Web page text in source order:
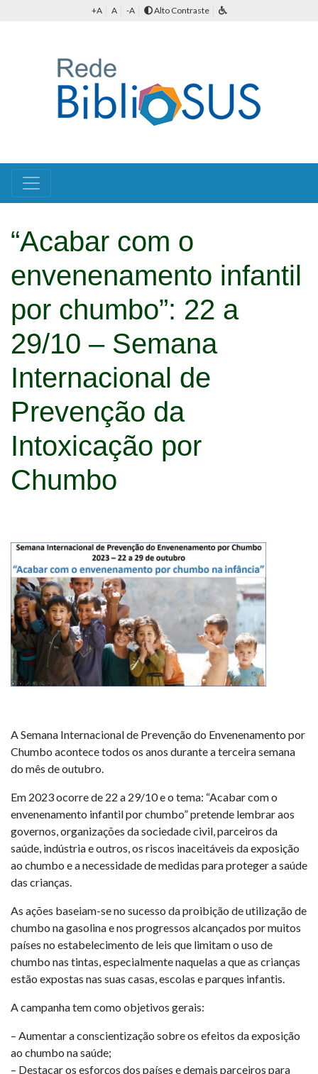
+A A -A Alto Contraste
“Acabar com o
envenenamento infantil
por chumbo”: 22 a
29/10 – Semana
Internacional de
Prevenção da
Intoxicação por
Chumbo
A Semana Internacional de Prevenção do Envenenamento por
Chumbo acontece todos os anos durante a terceira semana
do mês de outubro.
Em 2023 ocorre de 22 a 29/10 e o tema: “Acabar com o
envenenamento infantil por chumbo” pretende lembrar aos
governos, organizações da sociedade civil, parceiros da
saúde, indústria e outros, os riscos inaceitáveis ​​da exposição
ao chumbo e a necessidade de medidas para proteger a saúde
das crianças.
As ações baseiam-se no sucesso da proibição de utilização de
chumbo na gasolina e nos progressos alcançados por muitos
países no estabelecimento de leis que limitam o uso de
chumbo nas tintas, especialmente naquelas a que as crianças
estão expostas nas suas casas, escolas e parques infantis.
A campanha tem como objetivos gerais:
– Aumentar a conscientização sobre os efeitos da exposição
ao chumbo na saúde;
– Destacar os esforços dos países e demais parceiros para